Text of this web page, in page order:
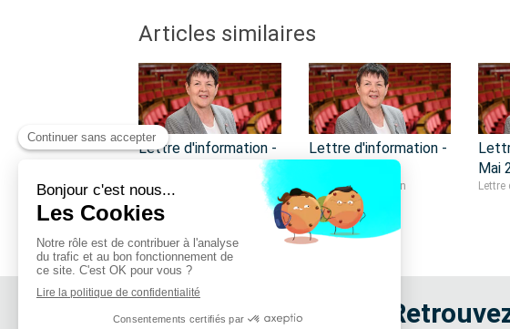
Articles similaires
Lettre d'information -
Lettre d'information
Lettre d'information -
Lettre d'information
Mai